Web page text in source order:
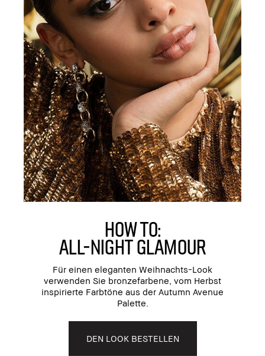
HOW TO:
ALL-NIGHT GLAMOUR
Für einen eleganten Weihnachts-Look
verwenden Sie bronzefarbene, vom Herbst
inspirierte Farbtöne aus der Autumn Avenue
Palette.
DEN LOOK BESTELLEN